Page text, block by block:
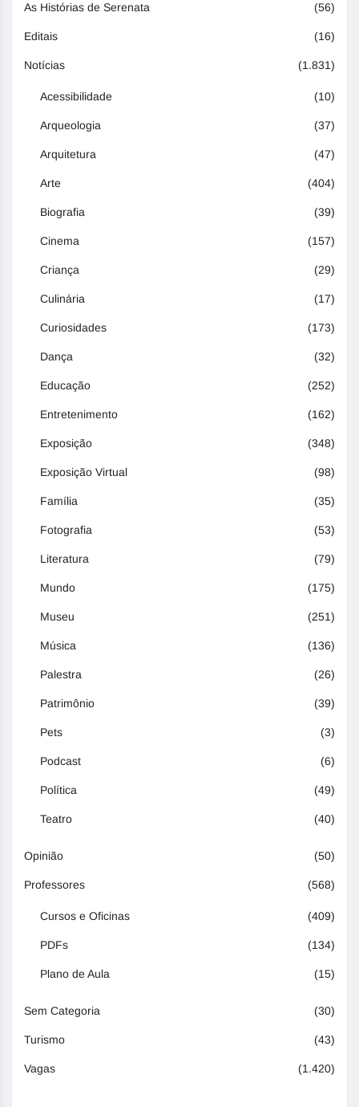
As Histórias de Serenata (56)
Editais (16)
Notícias (1.831)
Acessibilidade (10)
Arqueologia (37)
Arquitetura (47)
Arte (404)
Biografia (39)
Cinema (157)
Criança (29)
Culinária (17)
Curiosidades (173)
Dança (32)
Educação (252)
Entretenimento (162)
Exposição (348)
Exposição Virtual (98)
Família (35)
Fotografia (53)
Literatura (79)
Mundo (175)
Museu (251)
Música (136)
Palestra (26)
Patrimônio (39)
Pets (3)
Podcast (6)
Política (49)
Teatro (40)
Opinião (50)
Professores (568)
Cursos e Oficinas (409)
PDFs (134)
Plano de Aula (15)
Sem Categoria (30)
Turismo (43)
Vagas (1.420)